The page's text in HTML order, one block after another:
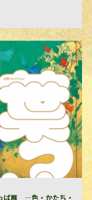
ぱ展 ―色・かたち・